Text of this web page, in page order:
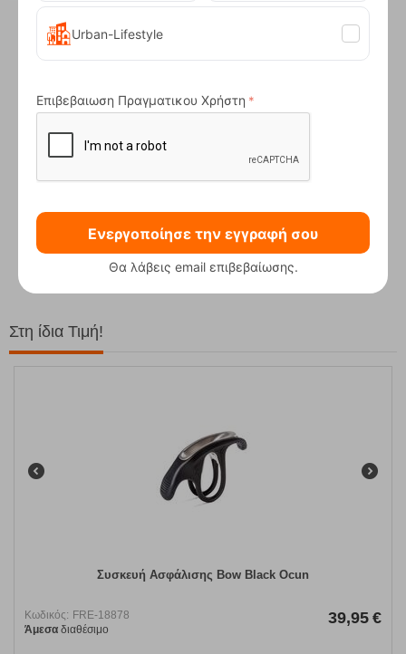
Compact Ocean Blue Τηλεσκοπικά Μπατόν Πεζ...
62,50 €
Στη ίδια Τιμή!
Συσκευή Ασφάλισης Bow Black Ocun
Κωδικός: FRE-18878
Άμεσα διαθέσιμο
39,95 €
Urban-Lifestyle
Επιβεβαιωση Πραγματικου Χρήστη
Ενεργοποίησε την εγγραφή σου
Θα λάβεις email επιβεβαίωσης.